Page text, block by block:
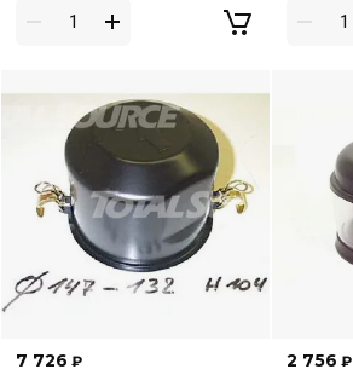
7 726 ₽ 2 756 ₽